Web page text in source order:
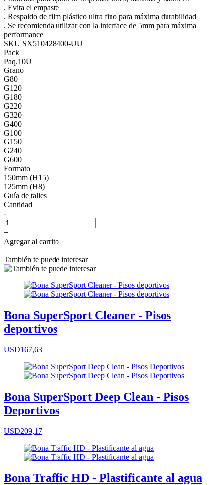
. Evita el empaste
. Respaldo de film plástico ultra fino para máxima durabilidad
. Se recomienda utilizar con la interface de 5mm para máxima
performance
SKU SX510428400-UU
Pack
Paq.10U
Grano
G80
G120
G180
G220
G320
G400
G100
G150
G240
G600
Formato
150mm (H15)
125mm (H8)
Guía de talles
Cantidad
-
+
Agregar al carrito
También te puede interesar
Bona SuperSport Cleaner - Pisos
deportivos
USD167,63
Bona SuperSport Deep Clean - Pisos
Deportivos
USD209,17
Bona Traffic HD - Plastificante al agua